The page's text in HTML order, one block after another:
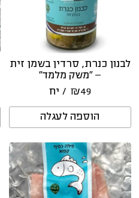
לבנון כנרת, סרדין בשמן זית
– “משק מלמד”
₪49 / יח
הוספה לעגלה